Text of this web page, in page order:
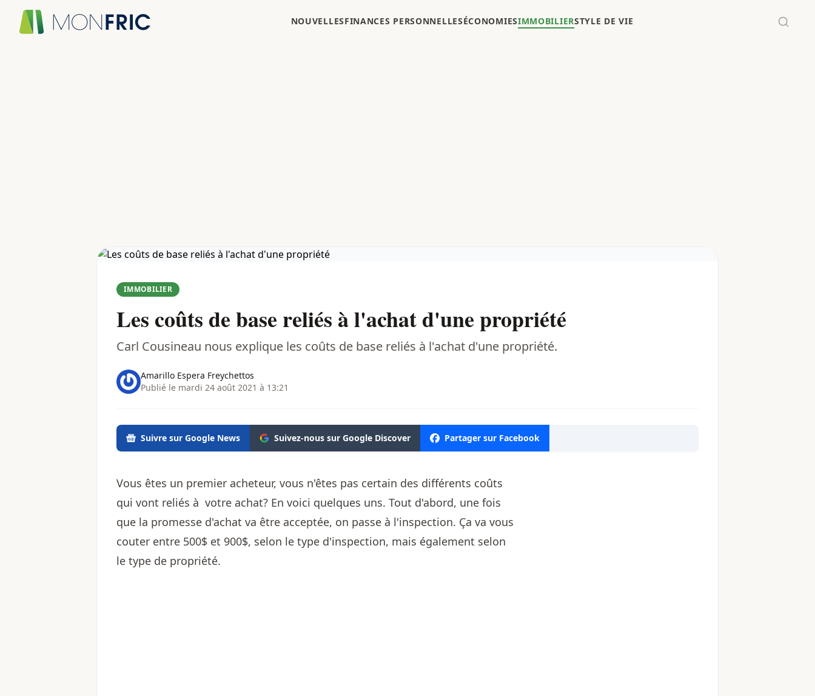
NOUVELLESFINANCES PERSONNELLESÉCONOMIESIMMOBILIERSTYLE DE VIE
IMMOBILIER
Les coûts de base reliés à l'achat d'une propriété
Carl Cousineau nous explique les coûts de base reliés à l'achat d'une propriété.
Amarillo Espera Freychettos
Publié le mardi 24 août 2021 à 13:21
Suivre sur Google News Suivez-nous sur Google Discover Partager sur Facebook
Vous êtes un premier acheteur, vous n'êtes pas certain des différents coûts
qui vont reliés à votre achat? En voici quelques uns. Tout d'abord, une fois
que la promesse d'achat va être acceptée, on passe à l'inspection. Ça va vous
couter entre 500$ et 900$, selon le type d'inspection, mais également selon
le type de propriété.